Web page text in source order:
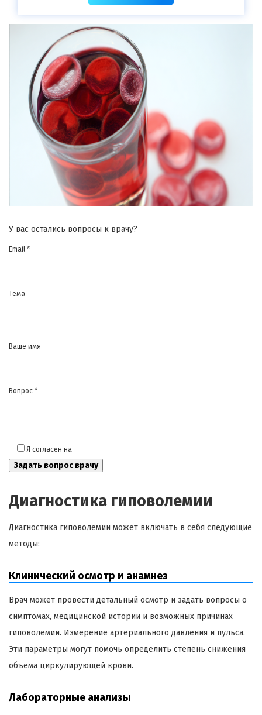
У вас остались вопросы к врачу?
Email *
Тема
Ваше имя
Вопрос *
Я согласен на
Диагностика гиповолемии
Диагностика гиповолемии может включать в себя следующие
методы:
Клинический осмотр и анамнез
Врач может провести детальный осмотр и задать вопросы о
симптомах, медицинской истории и возможных причинах
гиповолемии. Измерение артериального давления и пульса.
Эти параметры могут помочь определить степень снижения
объема циркулирующей крови.
Лабораторные анализы